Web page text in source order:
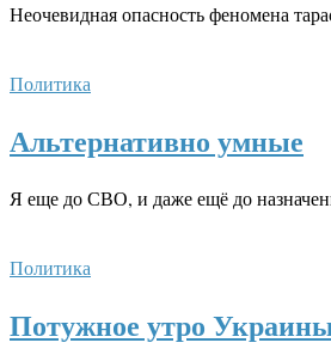
Неочевидная опасность феномена
Политика
Альтернативно умные
Я еще до СВО, и даже ещё до
Политика
Потужное утро